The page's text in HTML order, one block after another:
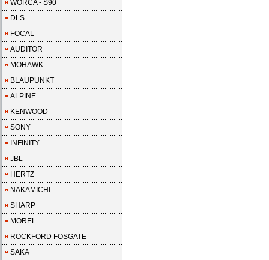
WORCA - S90
DLS
FOCAL
AUDITOR
MOHAWK
BLAUPUNKT
ALPINE
KENWOOD
SONY
INFINITY
JBL
HERTZ
NAKAMICHI
SHARP
MOREL
ROCKFORD FOSGATE
SAKA